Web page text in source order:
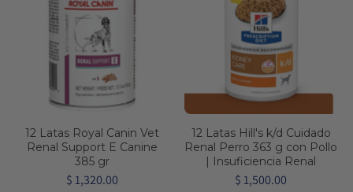
12 Latas Royal Canin Vet
Renal Support E Canine
385 gr
$ 1,320.00
12 Latas Hill's k/d Cuidado
Renal Perro 363 g con Pollo
| Insuficiencia Renal
$ 1,500.00